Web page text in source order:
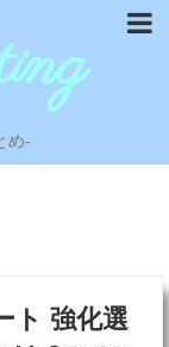
め-
ト 強化選